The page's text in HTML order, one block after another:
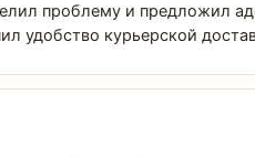
проблему и предложил
удобство курьерской